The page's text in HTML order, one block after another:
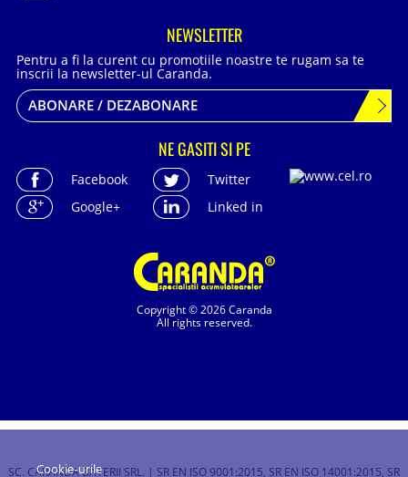
Copyright © 2026 Caranda
All rights reserved.
NEWSLETTER
Pentru a fi la curent cu promotiile noastre te rugam sa te
inscrii la newsletter-ul Caranda.
ABONARE / DEZABONARE
NE GASITI SI PE
Facebook
Twitter
Google+
Linked in
SC. CARANDA BATERII SRL. | SR EN ISO 9001:2015, SR EN ISO 14001:2015, SR
Cookie-urile